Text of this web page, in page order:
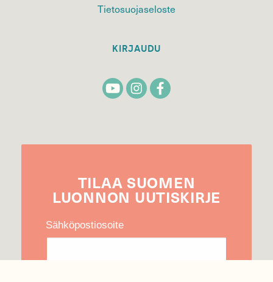
Tietosuojaseloste
KIRJAUDU
TILAA SUOMEN
LUONNON UUTIS­KIRJE
Sähköpostiosoite